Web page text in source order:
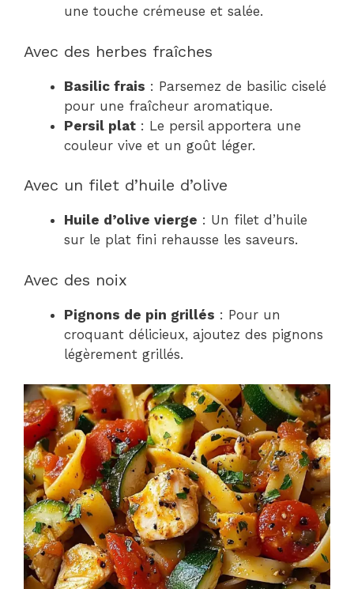
une touche crémeuse et salée.
Avec des herbes fraîches
Basilic frais : Parsemez de basilic ciselé
pour une fraîcheur aromatique.
Persil plat : Le persil apportera une
couleur vive et un goût léger.
Avec un filet d’huile d’olive
Huile d’olive vierge : Un filet d’huile
sur le plat fini rehausse les saveurs.
Avec des noix
Pignons de pin grillés : Pour un
croquant délicieux, ajoutez des pignons
légèrement grillés.